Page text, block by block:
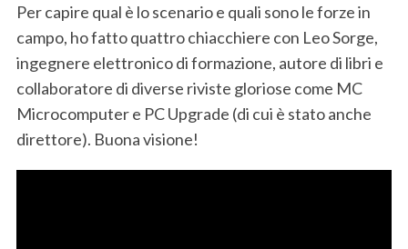
Per capire qual è lo scenario e quali sono le forze in
campo, ho fatto quattro chiacchiere con Leo Sorge,
ingegnere elettronico di formazione, autore di libri e
collaboratore di diverse riviste gloriose come MC
Microcomputer e PC Upgrade (di cui è stato anche
direttore). Buona visione!